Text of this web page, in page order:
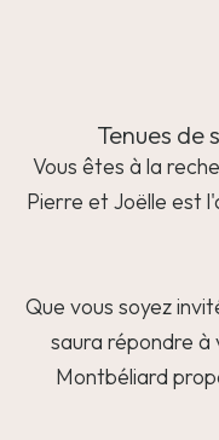
Tenues de
Vous êtes à la
Pierre et Joëlle est
Que vous soyez
saura répondre
Montbéliard